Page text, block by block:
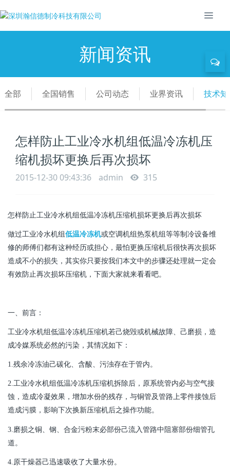
新闻资讯
全部 全国销售 公司动态 业界资讯 技术
怎样防止工业冷水机组低温冷冻机压
缩机损坏更换后再次损坏
2015-12-30 09:43:36 admin 315
怎样防止工业冷水机组低温冷冻机压缩机损坏更换后再次损坏
做过工业冷水机组 低温冷冻机或空调机组热泵机组等等制冷设备维
修的师傅们都有这种经历或担心，最怕更换压缩机后很快再次损坏
造成不小的损失，其实你只要按我们本文中的步骤还处理就一定会
有效防止再次损坏压缩机，下面大家就来看看吧。
一、前言：
工业冷水机组低温冷冻机压缩机若己烧毁或机械故障、己磨损，造
成冷媒系统必然的污染，其情况如下：
1.残余冷冻油己碳化、含酸、污浊存在于管内。
2.工业冷水机组低温冷冻机压缩机拆除后，原系统管内必与空气接
蚀，造成冷凝效果，增加水份的残存，与铜管及管路上零件接蚀后
造成污膜，影响下次换新压缩机后之操作功能。
3. 磨损之铜、钢、合金污粉末必部份己流入管路中阻塞部份细管孔
道。
4. 原干燥器己迅速吸收了大量水份。